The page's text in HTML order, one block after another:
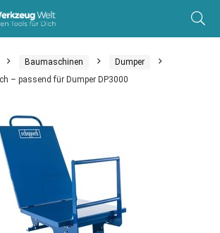
Baumaschinen
Dumper
– passend für Dumper DP3000